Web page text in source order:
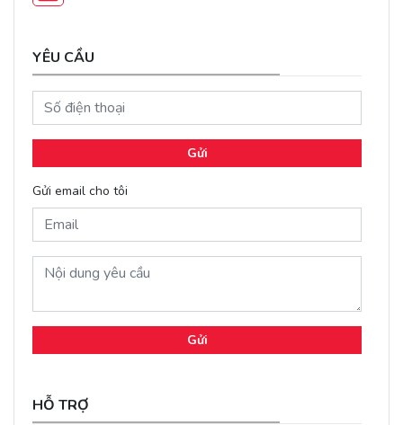
YÊU CẦU
Gửi
Gửi email cho tôi
Gửi
HỖ TRỢ